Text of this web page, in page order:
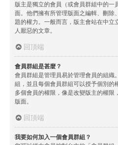
版主是獨立的會員（或會員群組中的一
面。他們擁有所管理版面之編輯、刪除
題的權力。一般而言，版主會站在中立
人厭惡的文章。
回頂端
會員群組是甚麼？
會員群組是管理員易於管理會員的組織
組，並且每個會員群組可以授予個別的
多個會員的權限，像是改變版主的權限
版面。
回頂端
我要如何加入一個會員群組？